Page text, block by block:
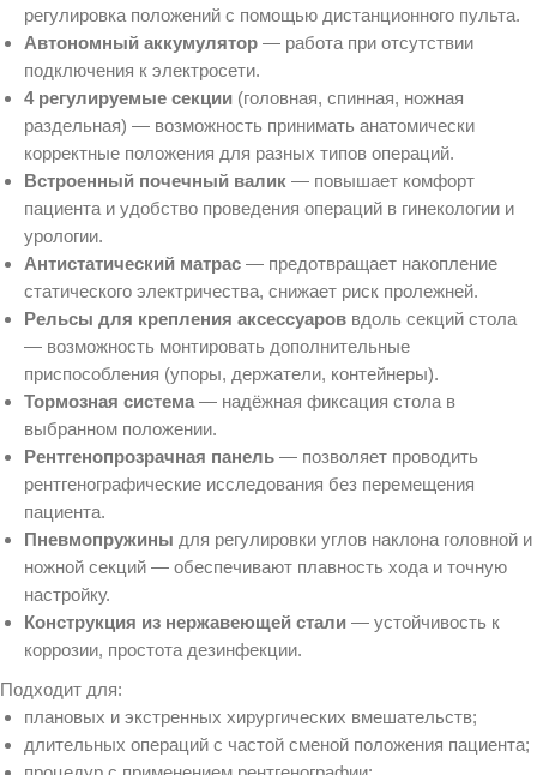
регулировка положений с помощью дистанционного пульта.
Автономный аккумулятор — работа при отсутствии
подключения к электросети.
4 регулируемые секции (головная, спинная, ножная
раздельная) — возможность принимать анатомически
корректные положения для разных типов операций.
Встроенный почечный валик — повышает комфорт
пациента и удобство проведения операций в гинекологии и
урологии.
Антистатический матрас — предотвращает накопление
статического электричества, снижает риск пролежней.
Рельсы для крепления аксессуаров вдоль секций стола
— возможность монтировать дополнительные
приспособления (упоры, держатели, контейнеры).
Тормозная система — надёжная фиксация стола в
выбранном положении.
Рентгенопрозрачная панель — позволяет проводить
рентгенографические исследования без перемещения
пациента.
Пневмопружины для регулировки углов наклона головной и
ножной секций — обеспечивают плавность хода и точную
настройку.
Конструкция из нержавеющей стали — устойчивость к
коррозии, простота дезинфекции.
Подходит для:
плановых и экстренных хирургических вмешательств;
длительных операций с частой сменой положения пациента;